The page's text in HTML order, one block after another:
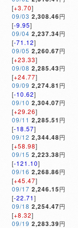
[+3.70]
09/03 2,308.46円
[-9.95]
09/04 2,237.34円
[-71.12]
09/05 2,260.67円
[+23.33]
09/08 2,285.43円
[+24.77]
09/09 2,274.81 円
[-10.62]
09/10 2,304.07円
[+29.26]
09/11 2,285.51 円
[-18.57]
09/12 2,344.48円
[+58.98]
09/15 2,223.38円
[-121.10]
09/16 2,268.86円
[+45.47]
09/17 2,246.15円
[-22.71]
09/18 2,254.47円
[+8.32]
09/19 2,283.39円